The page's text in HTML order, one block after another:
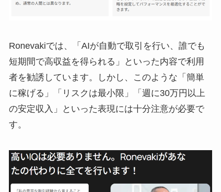
Ronevakiでは、「AIが自動で取引を行い、誰でも
短期間で高収益を得られる」といった内容で利用
者を勧誘しています。しかし、このような「簡単
に稼げる」「リスクは最小限」「週に30万円以上
の安定収入」といった表現には十分注意が必要で
す。